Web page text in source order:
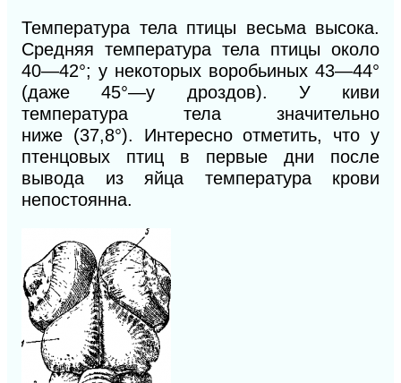
Температура тела птицы весьма высока.
Средняя температура тела птицы около
40—42°; у некоторых воробьиных 43—44°
(даже 45°—у дроздов). У киви
температура тела значительно
ниже (37,8°).
Интересно отметить, что у
птенцовых птиц в первые дни после
вывода из яйца температура крови
непостоянна.